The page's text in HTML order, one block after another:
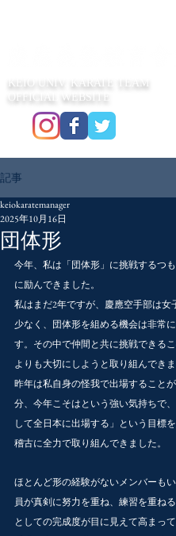
KEIO UNIV. KARATE TEAM
OFFICIAL WEBSITE
記事
団体形
keiokaratemanager
2025年10月16日
今年、私は「団体形」に挑戦するつ
に励んできました。
私はまだ2年ですが、慶應空手部は女
少なく、団体形を組める機会は非常
す。その中で仲間と共に挑戦できる
よりも大切にしようと取り組んできま
昨年は私自身の怪我で出場すること
分、今年こそはという強い気持ちで
して全日本に出場する」という目標
稽古に全力で取り組んできました。
ほとんど形の経験がないメンバーも
員が真剣に努力を重ね、練習を重ね
としての完成度が目に見えて高まって